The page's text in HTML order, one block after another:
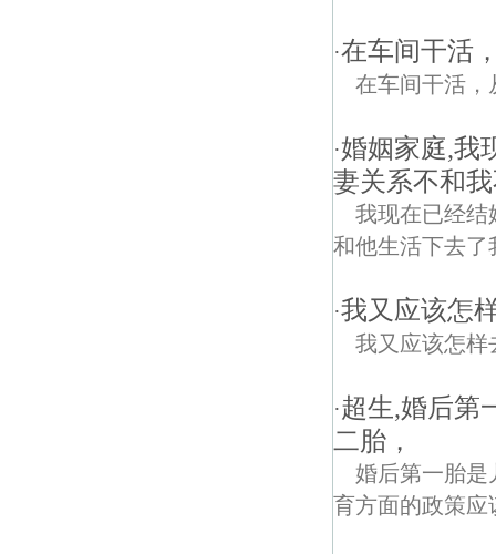
·在车间干活
在车间干活，
·婚姻家庭,我
妻关系不和
我现在已经结
和他生活下去了
·我又应该怎
我又应该怎样
·超生,婚后第
二胎，
婚后第一胎是
育方面的政策应